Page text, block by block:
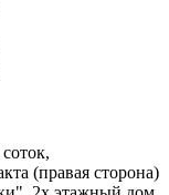
(правая сторона)